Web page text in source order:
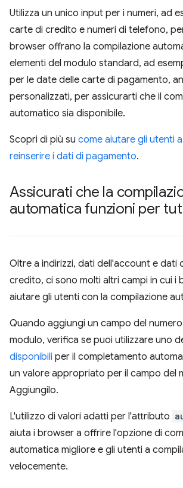
Utilizza un unico input per i numeri, ad
carte di credito e numeri di telefono,
browser offrano la compilazione
elementi del modulo standard, ad
per le date delle carte di pagamento,
personalizzati, per assicurarti che il
automatico sia disponibile.
Scopri di più su come aiutare gli utenti
reinserire i dati di pagamento.
Assicurati che la
automatica funzioni per
Oltre a indirizzi, dati dell'account e dati
credito, ci sono molti altri campi in cui i
aiutare gli utenti con la compilazione
Quando aggiungi un campo del
modulo, verifica se puoi utilizzare uno
disponibili per il completamento
un valore appropriato per il campo del
Aggiungilo.
L'utilizzo di valori adatti per l'attributo
aiuta i browser a offrire l'opzione di
automatica migliore e gli utenti a
velocemente.